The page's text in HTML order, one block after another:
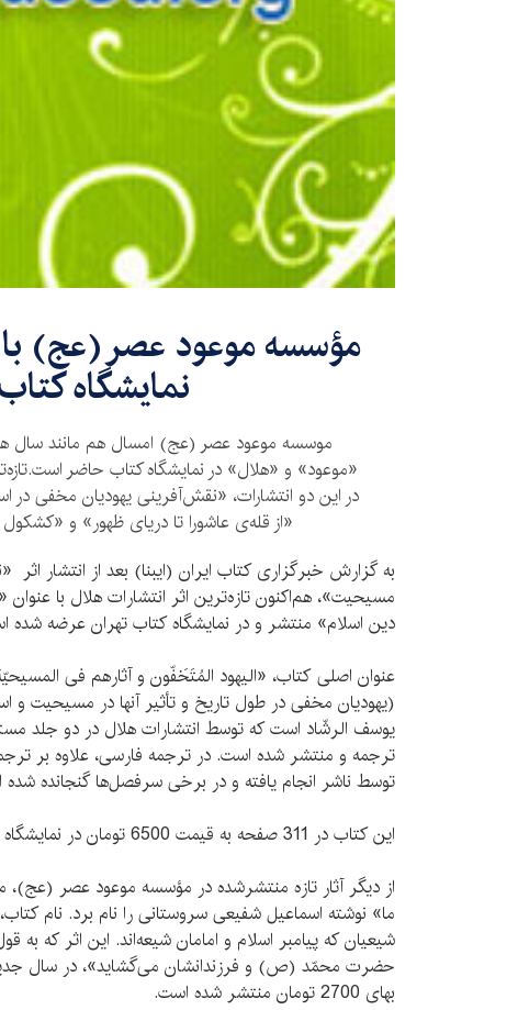
مؤسسه‌ موعود عصر (عج)
نمایشگاه
موسسه‌ موعود عصر (عج) امسال هم مانند سال
«موعود» و «هلال» در نمایشگاه کتاب حاضر
در این دو انتشارات، «نقش‌آفرینی یهودیان مخفی در
«از قله‌ی عاشورا تا دریای ظهور» و
به گزارش خبرگزاری کتاب ایران (ایبنا) بعد از انتشار
مسیحیت»، هم‌اکنون تازه‌ترین اثر انتشارات هلال با
دین اسلام» منتشر و در نمایشگاه کتاب تهران عرضه شده
عنوان اصلی كتاب، «الیهود المُتَخَفّون و آثارهم فی
(یهودیان مخفی در طول تاریخ و تأثیر آنها در مسیحیت و
یوسف الرشّاد است که توسط انتشارات هلال در دو جلد
ترجمه و منتشر شده است. در ترجمه فارسی، علاوه بر
توسط ناشر انجام یافته و در برخی سرفصل‌ها گنجانده
این کتاب در 311 صفحه به قیمت 6500 تومان در نمایشگاه کتاب عرضه می‌شود.
از دیگر آثار تازه‌ منتشرشده در مؤسسه‌ موعود عصر (عج)،‌
ما» نوشته اسماعیل شفیعی سروستانی را نام برد. نام
شیعیان که پیامبر اسلام و امامان شیعه‌اند. این اثر که به
حضرت محمّد (ص) و فرزندانشان می‌گشاید»، در سال
بهای 2700 تومان منتشر شده است.